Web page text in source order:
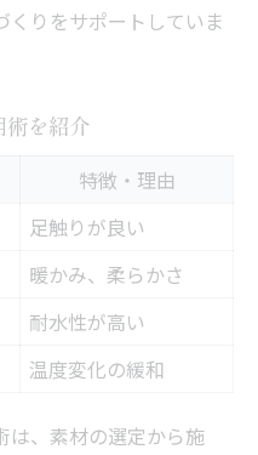
りをサポートしていま
術を紹介
特徴・理由
足触りが良い
暖かみ、柔らかさ
耐水性が高い
温度変化の緩和
は、素材の選定から施